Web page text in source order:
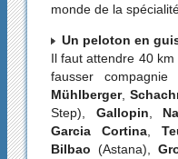
monde de la
Un peloton en
Il faut attendre 40
fausser
Mühlberger,
Step), Gallopin,
Garcia Cortina,
Bilbao (Astana),